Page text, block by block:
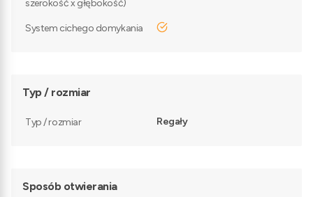
szerokość x głębokość)
System cichego domykania tak
Typ / rozmiar
Typ / rozmiar Regały
Sposób otwierania